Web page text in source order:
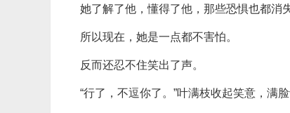
她了解了他，懂得了他，那些恐惧也都消
所以现在，她是一点都不害怕。
反而还忍不住笑出了声。
“行了，不逗你了。”叶满枝收起笑意，满